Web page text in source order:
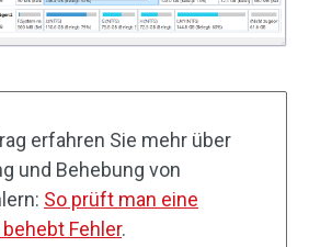
erfahren Sie mehr über
und Behebung von
So prüft man eine
Fehler.